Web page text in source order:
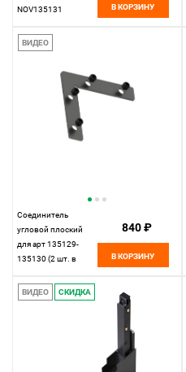
NOV135131
В КОРЗИНУ
ВИДЕО
Соединитель
угловой плоский
для арт 135129-
135130 (2 шт. в
NOV135134
840 ₽
В КОРЗИНУ
ВИДЕО СКИДКА